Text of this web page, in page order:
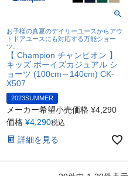
お子様の真夏のデイリーユースからアウ
トドアユースにも対応する万能ショー
ツ。
【 Champion チャンピオン 】
キッズ ボーイズカジュアル シ
ョーツ (100cm～140cm) CK-
X507
2023SUMMER
メーカー希望小売価格 ¥4,290
価格 ¥4,290税込
詳細を見る